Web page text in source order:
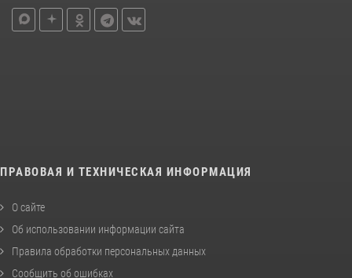
ПРАВОВАЯ И ТЕХНИЧЕСКАЯ ИНФОРМАЦИЯ
О сайте
Об использовании информации сайта
Правила обработки персональных данных
Сообщить об ошибках